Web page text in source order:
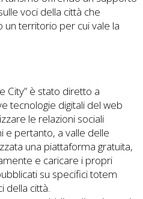
voci della città che
territorio per cui vale la
City” è stato diretto a
tecnologie digitali del web
le relazioni sociali
e pertanto, a valle delle
una piattaforma gratuita,
e caricare i propri
su specifici totem
della città.